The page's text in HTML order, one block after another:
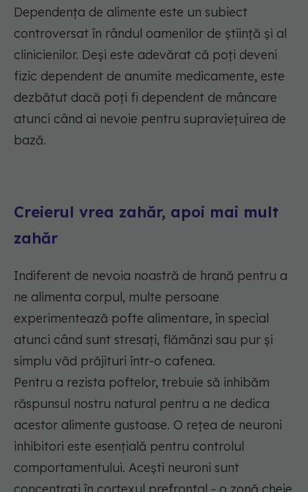
Dependența de alimente este un subiect
controversat în rândul oamenilor de știință și al
clinicienilor. Deși este adevărat că poți deveni
fizic dependent de anumite medicamente, este
dezbătut dacă poți fi dependent de mâncare
atunci când ai nevoie pentru supraviețuirea de
bază.
Creierul vrea zahăr, apoi mai mult
zahăr
Indiferent de nevoia noastră de hrană pentru a
ne alimenta corpul, multe persoane
experimentează pofte alimentare, în special
atunci când sunt stresați, flămânzi sau pur și
simplu văd prăjituri într-o cafenea.
Pentru a rezista poftelor, trebuie să inhibăm
răspunsul nostru natural pentru a ne dedica
acestor alimente gustoase. O rețea de neuroni
inhibitori este esențială pentru controlul
comportamentului. Acești neuroni sunt